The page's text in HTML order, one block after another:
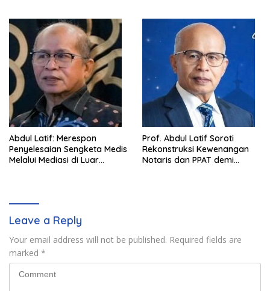
Abdul Latif: Merespon
Penyelesaian Sengketa Medis
Melalui Mediasi di Luar
Prof. Abdul Latif Soroti
Rekonstruksi Kewenangan
Notaris dan PPAT demi
Leave a Reply
Your email address will not be published. Required fields are
marked *